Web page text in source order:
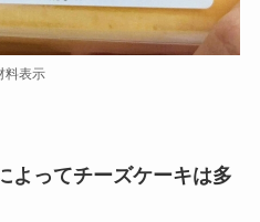
料表示
よってチーズケーキは多